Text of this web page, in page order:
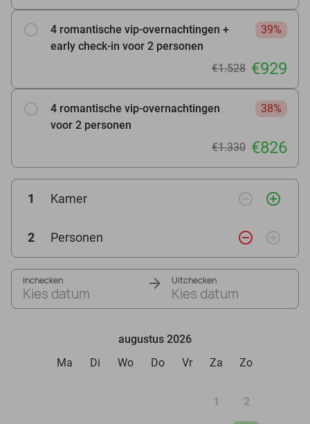
4 romantische vip-overnachtingen +
early check-in voor 2 personen
39%
€1.528 €929
4 romantische vip-overnachtingen
voor 2 personen
38%
€1.330 €826
1 Kamer remove_circle_outline add_circle_outline
2 Personen remove_circle_outline add_circle_outline
Inchecken
Kies datum
Uitchecken
Kies datum
augustus 2026
Ma
Di Wo Do Vr Za Zo
1 2